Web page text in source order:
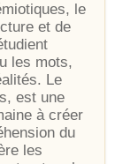
le
et de
les mots,
Le
est une
à créer
du
les